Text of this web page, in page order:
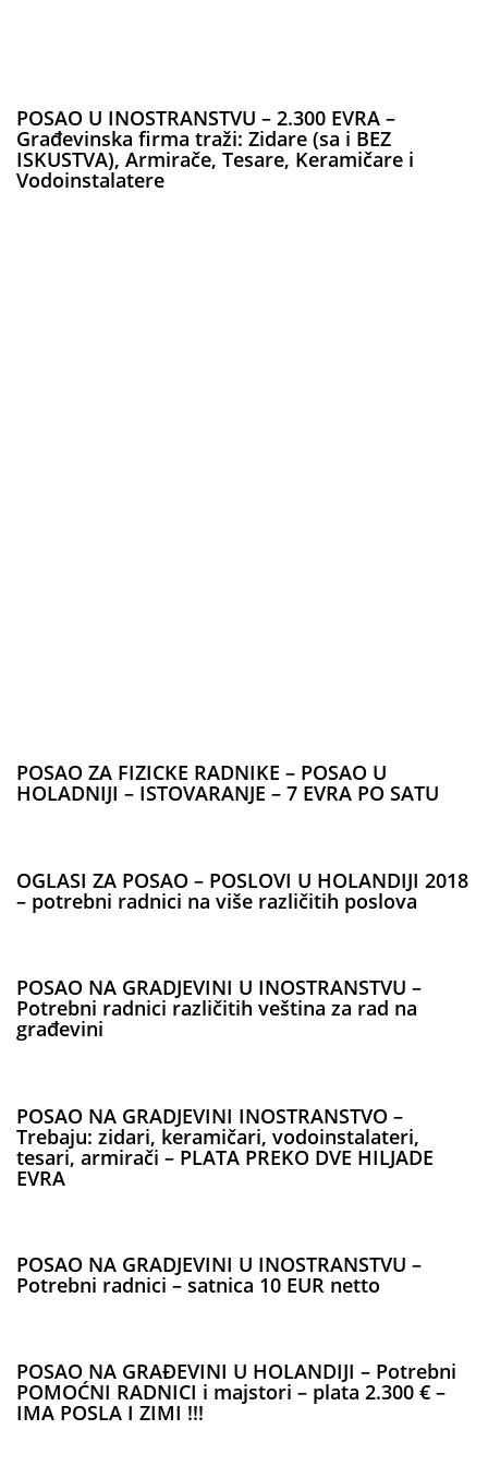
POSAO U INOSTRANSTVU – 2.300 EVRA –
Građevinska firma traži: Zidare (sa i BEZ
ISKUSTVA), Armirače, Tesare, Keramičare i
Vodoinstalatere
POSAO ZA FIZICKE RADNIKE – POSAO U
HOLADNIJI – ISTOVARANJE – 7 EVRA PO SATU
OGLASI ZA POSAO – POSLOVI U HOLANDIJI 2018
– potrebni radnici na više različitih poslova
POSAO NA GRADJEVINI U INOSTRANSTVU –
Potrebni radnici različitih veština za rad na
građevini
POSAO NA GRADJEVINI INOSTRANSTVO –
Trebaju: zidari, keramičari, vodoinstalateri,
tesari, armirači – PLATA PREKO DVE HILJADE
EVRA
POSAO NA GRADJEVINI U INOSTRANSTVU –
Potrebni radnici – satnica 10 EUR netto
POSAO NA GRAĐEVINI U HOLANDIJI – Potrebni
POMOĆNI RADNICI i majstori – plata 2.300 € –
IMA POSLA I ZIMI !!!